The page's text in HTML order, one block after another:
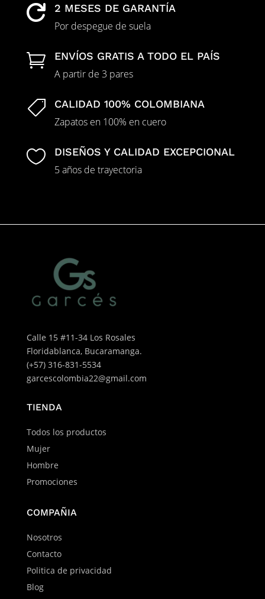
 2 MESES DE GARANTÍA
Por despegue de suela
 ENVÍOS GRATIS A TODO EL PAÍS
A partir de 3 pares
 CALIDAD 100% COLOMBIANA
Zapatos en 100% en cuero
 DISEÑOS Y CALIDAD EXCEPCIONAL
5 años de trayectoria
Calle 15 #11-34 Los Rosales
Floridablanca, Bucaramanga.
(+57) 316-831-5534
garcescolombia22@gmail.com
TIENDA
Todos los productos
Mujer
Hombre
Promociones
COMPAÑIA
Nosotros
Contacto
Politica de privacidad
Blog